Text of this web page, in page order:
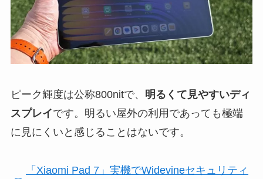
ピーク輝度は公称800nitで、 明るくて見やすいディ
スプレイです。明るい屋外の利用であっても極端
に見にくいと感じることはないです。
「Xiaomi Pad 7」実機でWidevineセキュリティ